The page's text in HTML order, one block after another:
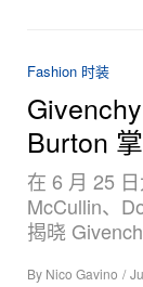
Fashion 时装
Burton
在 6 月 25
McCullin、
揭晓
By Nico Gavino /